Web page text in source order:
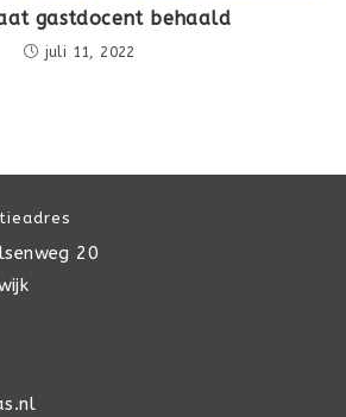
gastdocent behaald
juli 11, 2022
20